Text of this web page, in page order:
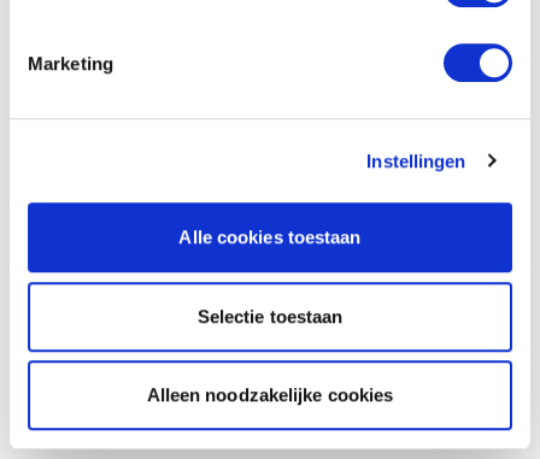
Marketing
Instellingen
Alle cookies toestaan
Selectie toestaan
Alleen noodzakelijke cookies